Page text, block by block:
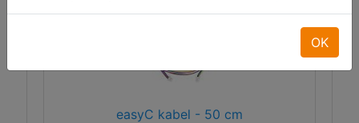
easyC kabel - 50 cm
OK